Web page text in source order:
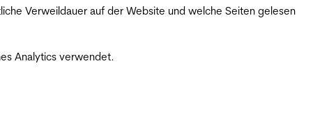
Verweildauer auf der Website und welche Seiten gelesen
Analytics verwendet.